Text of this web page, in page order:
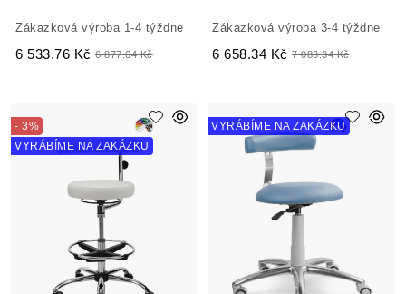
Zákazková výroba 1-4 týždne
6 533.76 Kč 6 877.64 Kč
Zákazková výroba 3-4 týždne
6 658.34 Kč 7 083.34 Kč
- 3%
VYRÁBÍME NA ZAKÁZKU
VYRÁBÍME NA ZAKÁZKU